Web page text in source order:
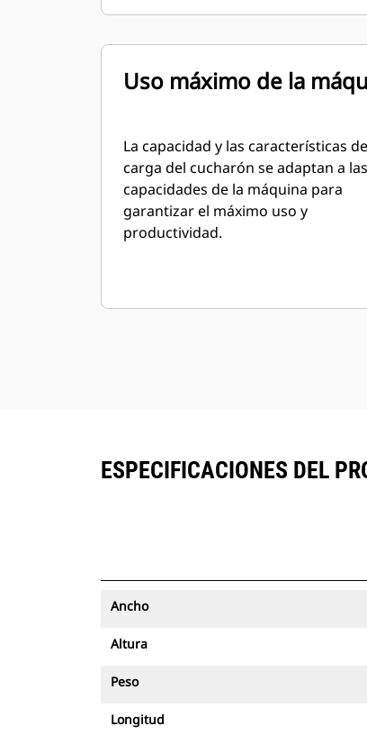
Uso máximo de la
La capacidad y las características de
carga del cucharón se adaptan a las
capacidades de la máquina para
garantizar el máximo uso y
productividad.
ESPECIFICACIONES DEL
Ancho
Altura
Peso
Longitud